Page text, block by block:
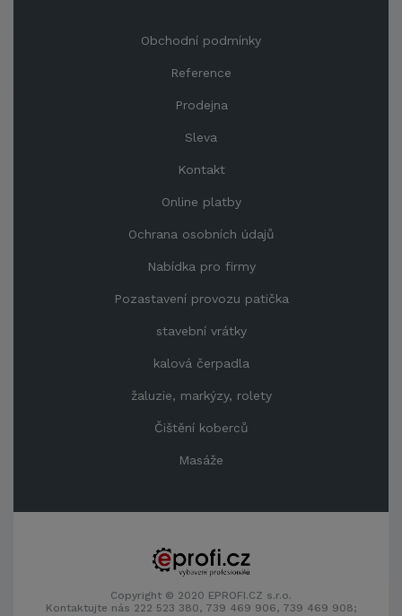
Obchodní podmínky
Reference
Prodejna
Sleva
Kontakt
Online platby
Ochrana osobních údajů
Nabídka pro firmy
Pozastavení provozu patička
stavební vrátky
kalová čerpadla
žaluzie, markýzy, rolety
Čištění koberců
Masáže
Copyright © 2020 EPROFI.CZ s.r.o.
Kontaktujte nás 222 523 380, 739 469 906, 739 469 908;